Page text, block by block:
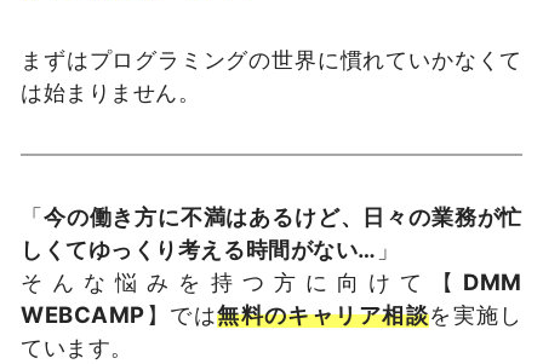
まずはプログラミングの世界に慣れていかなくて
は始まりません。
「今の働き方に不満はあるけど、日々の業務が忙
しくてゆっくり考える時間がない… 」
そんな悩みを持つ方に向けて【 DMM
WEBCAMP】では無料のキャリア相談を実施し
ています。